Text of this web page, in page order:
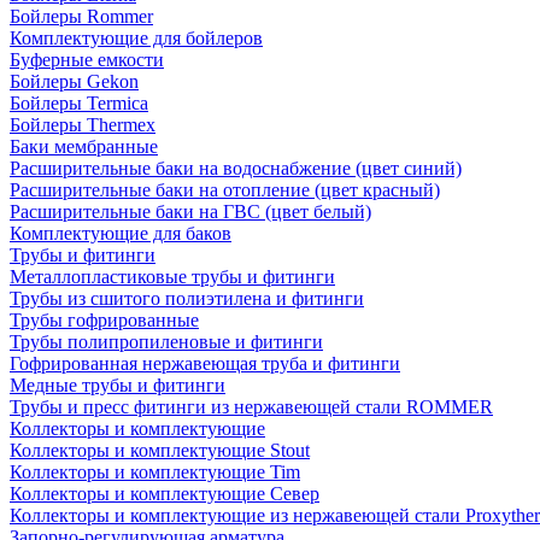
Бойлеры Rommer
Комплектующие для бойлеров
Буферные емкости
Бойлеры Gekon
Бойлеры Termica
Бойлеры Thermex
Баки мембранные
Расширительные баки на водоснабжение (цвет синий)
Расширительные баки на отопление (цвет красный)
Расширительные баки на ГВС (цвет белый)
Комплектующие для баков
Трубы и фитинги
Металлопластиковые трубы и фитинги
Трубы из сшитого полиэтилена и фитинги
Трубы гофрированные
Трубы полипропиленовые и фитинги
Гофрированная нержавеющая труба и фитинги
Медные трубы и фитинги
Трубы и пресс фитинги из нержавеющей стали ROMMER
Коллекторы и комплектующие
Коллекторы и комплектующие Stout
Коллекторы и комплектующие Tim
Коллекторы и комплектующие Север
Коллекторы и комплектующие из нержавеющей стали